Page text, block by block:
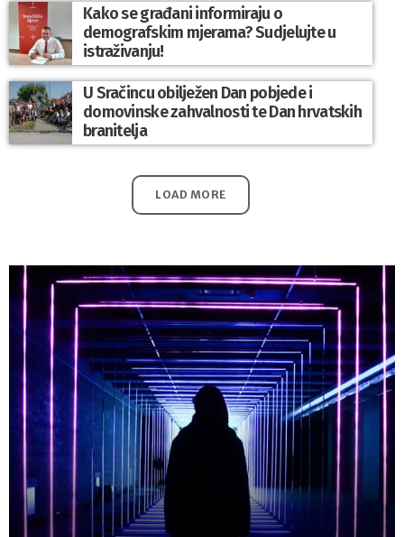
Kako se građani informiraju o
demografskim mjerama? Sudjelujte u
istraživanju!
U Sračincu obilježen Dan pobjede i
domovinske zahvalnosti te Dan hrvatskih
branitelja
LOAD MORE